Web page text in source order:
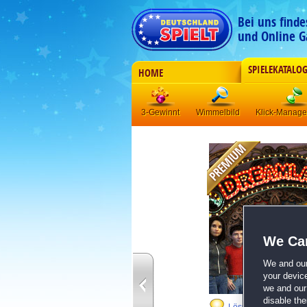
Bei uns
und Online
HOME SPIELEKATALOG
3-Gewinnt Wimmelbild Klick-
We
We and
your
we and
disable